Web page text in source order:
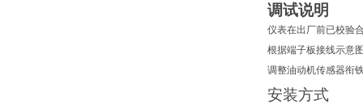
调试说明
仪表在出厂前已校验
根据端子板接线示意
调整油动机传感器衔
安装方式